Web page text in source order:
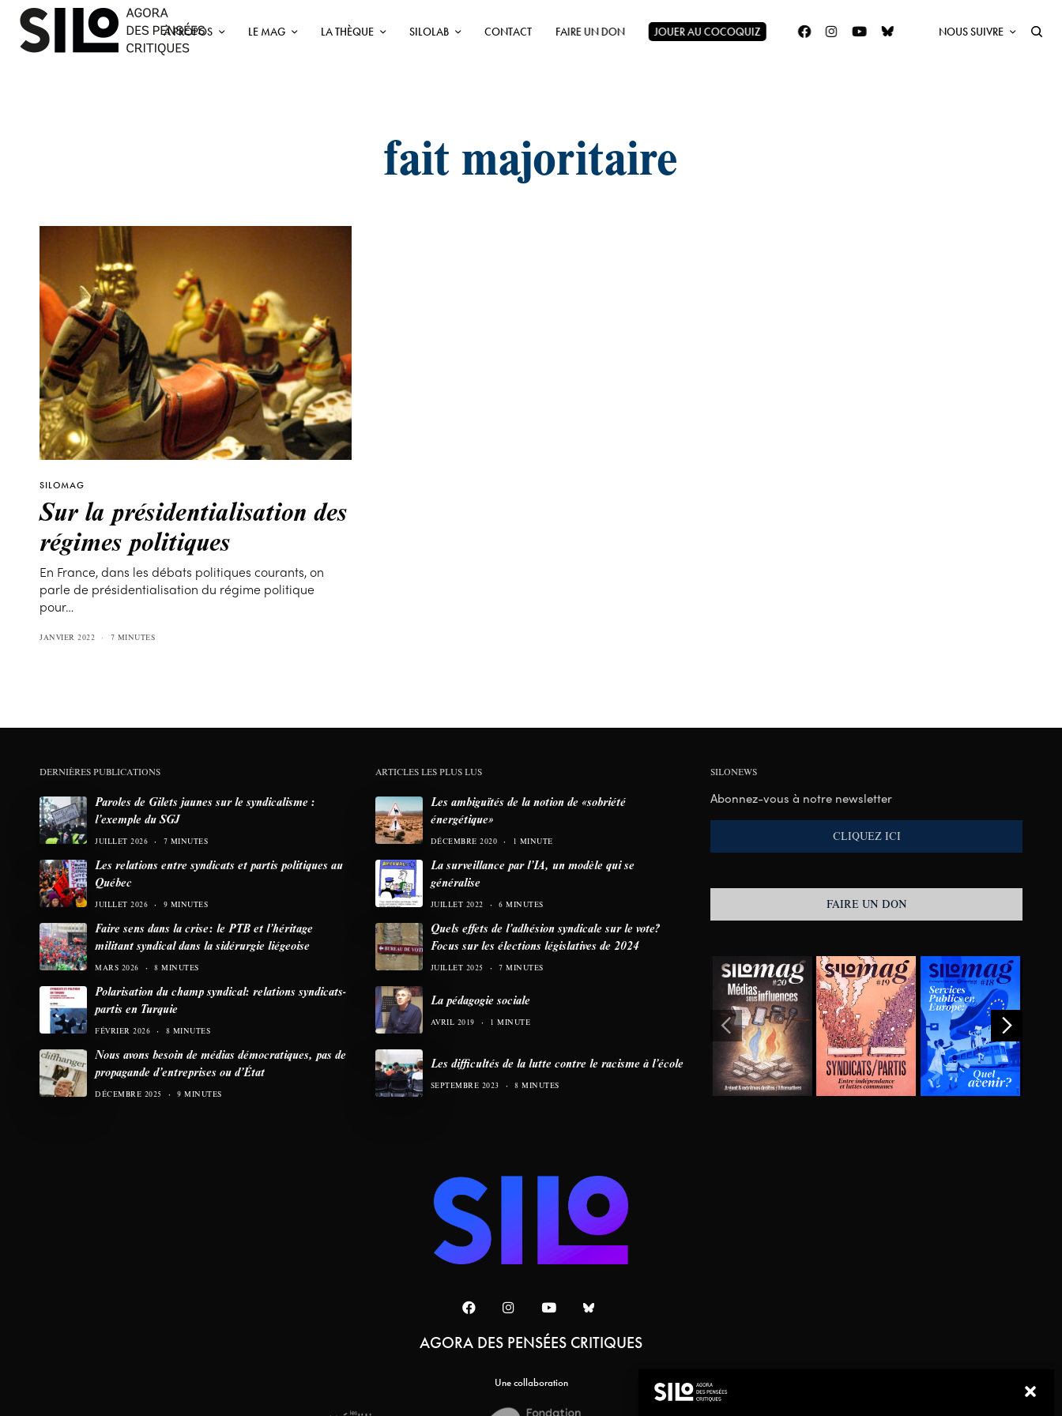
À PROPOS LE MAG LA THÈQUE SILOLAB CONTACT FAIRE UN DON JOUER AU COCOQUIZ NOUS SUIVRE
fait majoritaire
SILOMAG
Sur la présidentialisation des
régimes politiques
En France, dans les débats politiques courants, on
parle de présidentialisation du régime politique
pour…
JANVIER 2022 7 MINUTES
DERNIÈRES PUBLICATIONS
Paroles de Gilets jaunes sur le syndicalisme :
l’exemple du SGJ
JUILLET 2026 7 MINUTES
Les relations entre syndicats et partis politiques au
Québec
JUILLET 2026 9 MINUTES
Faire sens dans la crise: le PTB et l’héritage
militant syndical dans la sidérurgie liégeoise
MARS 2026 8 MINUTES
Polarisation du champ syndical: relations syndicats-
partis en Turquie
FÉVRIER 2026 8 MINUTES
Nous avons besoin de médias démocratiques, pas de
propagande d’entreprises ou d’État
DÉCEMBRE 2025 9 MINUTES
ARTICLES LES PLUS LUS
Les ambiguïtés de la notion de «sobriété
énergétique»
DÉCEMBRE 2020 1 MINUTE
La surveillance par l’IA, un modèle qui se
généralise
JUILLET 2022 6 MINUTES
Quels effets de l’adhésion syndicale sur le vote?
Focus sur les élections législatives de 2024
JUILLET 2025 7 MINUTES
La pédagogie sociale
AVRIL 2019 1 MINUTE
Les difficultés de la lutte contre le racisme à l’école
SEPTEMBRE 2023 8 MINUTES
SILONEWS
Abonnez-vous à notre newsletter
CLIQUEZ ICI
FAIRE UN DON
AGORA DES PENSÉES CRITIQUES
Une collaboration